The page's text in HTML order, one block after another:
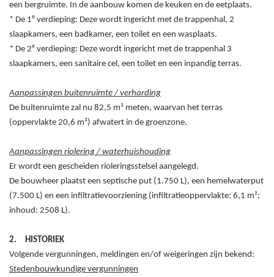
een bergruimte. In de aanbouw komen de keuken en de eetplaats.
* De 1e verdieping: Deze wordt ingericht met de trappenhal, 2
slaapkamers, een badkamer, een toilet en een wasplaats.
* De 2e verdieping: Deze wordt ingericht met de trappenhal 3
slaapkamers, een sanitaire cel, een toilet en een inpandig terras.
Aanpassingen buitenruimte / verharding
De buitenruimte zal nu 82,5 m² meten, waarvan het terras
(oppervlakte 20,6 m²) afwatert in de groenzone.
Aanpassingen riolering / waterhuishouding
Er wordt een gescheiden rioleringsstelsel aangelegd.
De bouwheer plaatst een septische put (1.750 L), een hemelwaterput
(7.500 L) en een infiltratievoorziening (infiltratieoppervlakte: 6,1 m²;
inhoud: 2508 L).
2.
HISTORIEK
Volgende vergunningen, meldingen en/of weigeringen zijn bekend:
Stedenbouwkundige vergunningen